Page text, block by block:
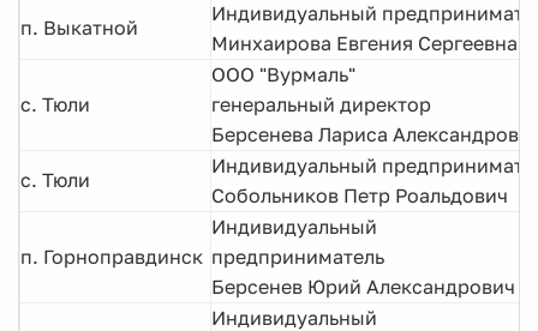
п. Выкатной
Индивидуальный
Минхаирова Евгения Сергеевна
с. Тюли
ООО "Вурмаль"
генеральный директор
Берсенева Лариса
с. Тюли
Индивидуальный
Собольников Петр Роальдович
п. Горноправдинск
Индивидуальный
предприниматель
Берсенев Юрий Александрович
Индивидуальный